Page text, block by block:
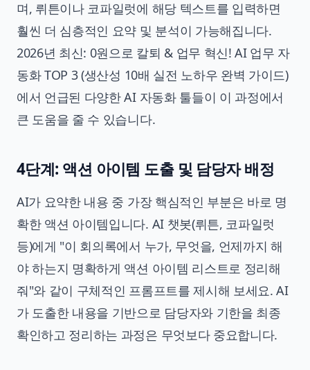
며, 뤼튼이나 코파일럿에 해당 텍스트를 입력하면
훨씬 더 심층적인 요약 및 분석이 가능해집니다.
2026년 최신: 0원으로 칼퇴 & 업무 혁신! AI 업무 자
동화 TOP 3 (생산성 10배 실전 노하우 완벽 가이드)
에서 언급된 다양한AI 자동화툴들이 이 과정에서
큰 도움을 줄 수 있습니다.
4단계: 액션 아이템 도출 및 담당자 배정
AI가 요약한 내용 중 가장 핵심적인 부분은 바로 명
확한 액션 아이템입니다. AI 챗봇(뤼튼, 코파일럿
등)에게 "이 회의록에서 누가, 무엇을, 언제까지 해
야 하는지 명확하게 액션 아이템 리스트로 정리해
줘"와 같이 구체적인 프롬프트를 제시해 보세요. AI
가 도출한 내용을 기반으로 담당자와 기한을 최종
확인하고 정리하는 과정은 무엇보다 중요합니다.